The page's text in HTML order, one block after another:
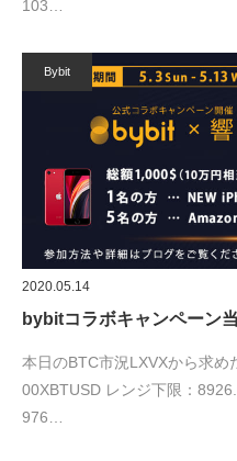
103…
Bybit
2020.05.14
bybitコラボキャンペーン
本日のBTC市況LXVXから求
00XBTUSD レンジ下限：
976…